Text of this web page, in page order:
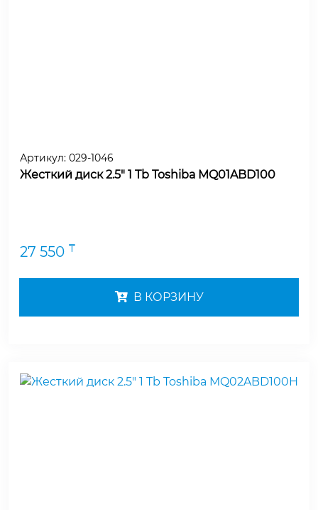
Артикул: 029-1046
Жесткий диск 2.5" 1 Tb Toshiba MQ01ABD100
27 550 ₸
В КОРЗИНУ